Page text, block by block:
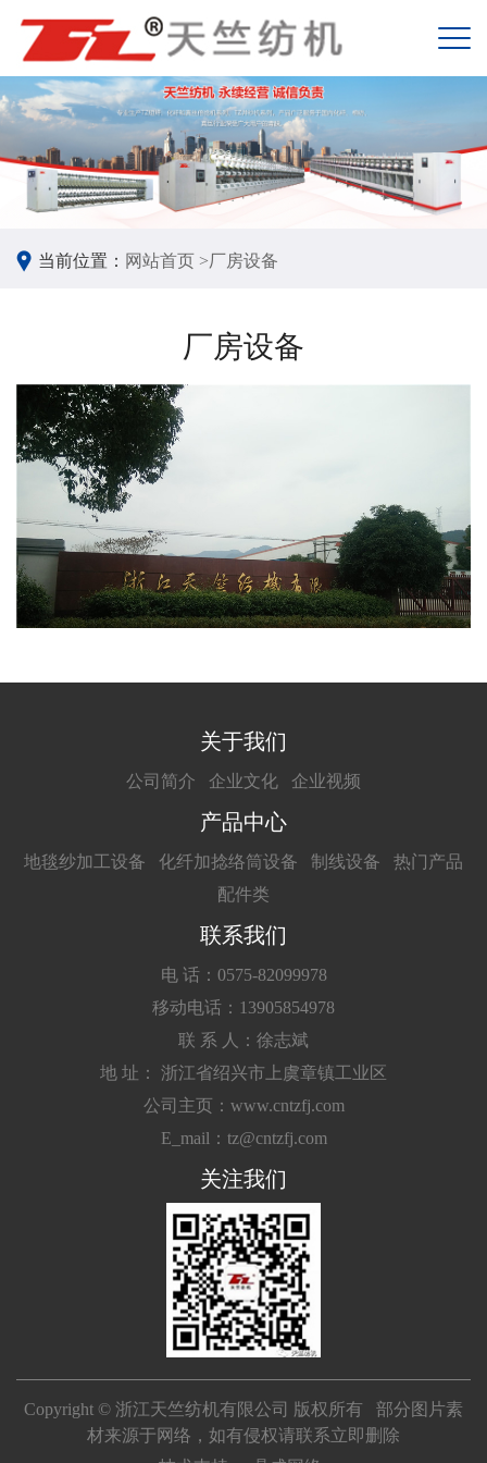
当前位置： 网站首页 >厂房设备
厂房设备
关于我们
公司简介 企业文化 企业视频
产品中心
地毯纱加工设备 化纤加捻络筒设备 制线设备
热门产品
配件类
联系我们
电 话：0575-82099978
移动电话：13905854978
联 系 人：徐志斌
地 址： 浙江省绍兴市上虞章镇工业区
公司主页：www.cntzfj.com
E_mail：tz@cntzfj.com
关注我们
Copyright © 浙江天竺纺机有限公司 版权所有 部分图片素
材来源于网络，如有侵权请联系立即删除